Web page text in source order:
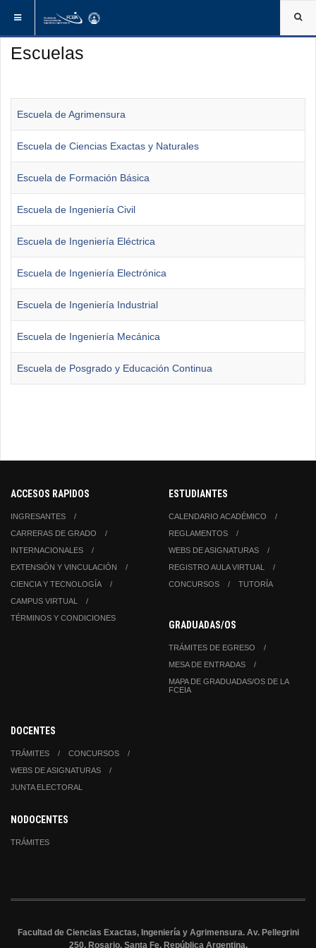
ESTÁ AQUÍ: INICIO
Escuelas
Escuela de Agrimensura
Escuela de Ciencias Exactas y Naturales
Escuela de Formación Básica
Escuela de Ingeniería Civil
Escuela de Ingeniería Eléctrica
Escuela de Ingeniería Electrónica
Escuela de Ingeniería Industrial
Escuela de Ingeniería Mecánica
Escuela de Posgrado y Educación Continua
ACCESOS RAPIDOS
INGRESANTES
CARRERAS DE GRADO
INTERNACIONALES
EXTENSIÓN Y VINCULACIÓN
CIENCIA Y TECNOLOGÍA
CAMPUS VIRTUAL
TÉRMINOS Y CONDICIONES
ESTUDIANTES
CALENDARIO ACADÉMICO
REGLAMENTOS
WEBS DE ASIGNATURAS
REGISTRO AULA VIRTUAL
CONCURSOS
TUTORÍA
GRADUADAS/OS
TRÁMITES DE EGRESO
MESA DE ENTRADAS
MAPA DE GRADUADAS/OS DE LA
FCEIA
DOCENTES
TRÁMITES
CONCURSOS
WEBS DE ASIGNATURAS
JUNTA ELECTORAL
NODOCENTES
TRÁMITES
Facultad de Ciencias Exactas, Ingeniería y Agrimensura. Av. Pellegrini
250, Rosario, Santa Fe, República Argentina.